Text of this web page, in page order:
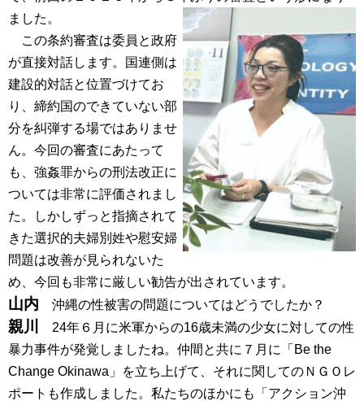
ました。
この条約審査は委員と政府
が直接対話します。国連側は
建設的対話と位置づけてお
り、締約国のできていない部
分を糾弾する場ではありませ
ん。今回の審査にあたって
も、強姦罪からの刑法改正に
ついては非常に評価されまし
た。しかしずっと指摘されて
きた選択的夫婦別姓や慰安婦
問題は改善が見られないた
め、今回も非常に厳しい勧告が出されています。
山内 沖縄の性被害の問題についてはどうでしたか？
親川
24年６月に米軍からの16歳未満の少女に対しての性
暴力事件が発覚しましたね。仲間と共に７月に「Be the
Change Okinawa」を立ち上げて、それに関してのＮＧＯレ
ポートも作成しました。私たちのほかにも「アクション沖